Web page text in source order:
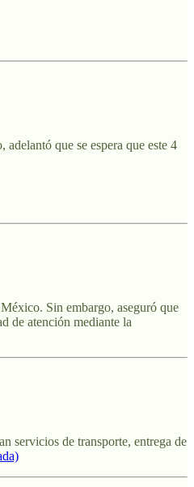
que se espera que este 4
Sin embargo, aseguró que
de atención mediante la
servicios de transporte, entrega de